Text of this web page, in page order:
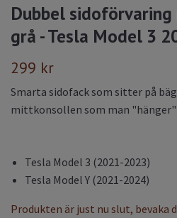
Dubbel
grå - Tesla Model 3
299 kr
Smarta sidofack som sitter på
mittkonsollen som man
Tesla Model 3 (2021-2023)
Tesla Model Y (2021-2024)
Produkten är just nu slut, bevaka